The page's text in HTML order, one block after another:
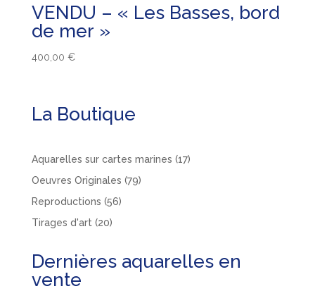
VENDU – « Les Basses, bord
de mer »
400,00 €
La Boutique
Aquarelles sur cartes marines 1717
Oeuvres Originales 7979
Reproductions 5656
Tirages d'art 2020
Dernières aquarelles en
vente